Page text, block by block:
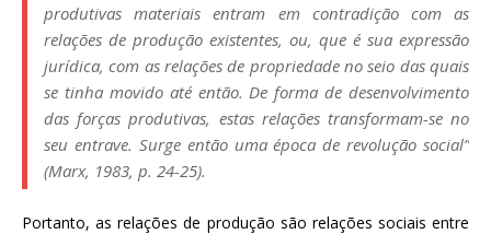
produtivas materiais entram em contradição com as
relações de produção existentes, ou, que é sua expressão
jurídica, com as relações de propriedade no seio das quais
se tinha movido até então. De forma de desenvolvimento
das forças produtivas, estas relações transformam-se no
seu entrave. Surge então uma época de revolução social”
(Marx, 1983, p. 24-25).
Portanto, as relações de produção são relações sociais entre